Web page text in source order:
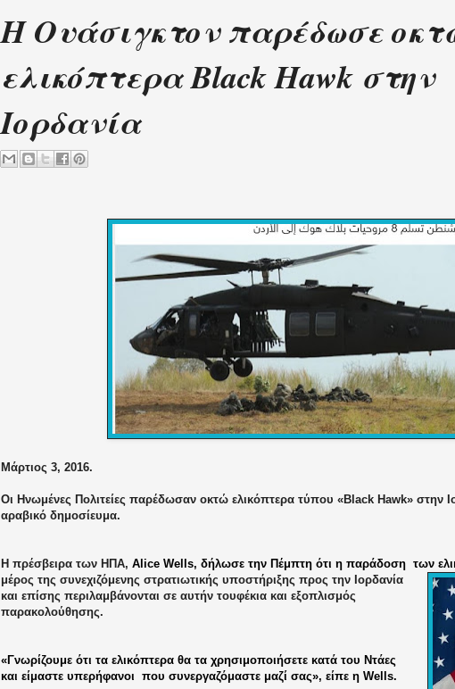
Η Ουάσιγκτον παρέδωσε
ελικόπτερα Black Hawk στην
Ιορδανία
Μάρτιος 3, 2016.
Οι Ηνωμένες Πολιτείες παρέδωσαν οκτώ ελικόπτερα τύπου «Black Hawk» στην
αραβικό δημοσίευμα.
Η πρέσβειρα των ΗΠΑ, Alice Wells, δήλωσε την Πέμπτη ότι η παράδοση των
μέρος της συνεχιζόμενης στρατιωτικής υποστήριξης προς την Ιορδανία
και επίσης περιλαμβάνονται σε αυτήν τουφέκια και εξοπλισμός
παρακολούθησης.
«Γνωρίζουμε ότι τα ελικόπτερα θα τα χρησιμοποιήσετε κατά του Ντάες
και είμαστε υπερήφανοι που συνεργαζόμαστε μαζί σας», είπε η Well s.